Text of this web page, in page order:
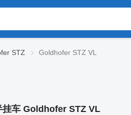
STZ Goldhofer STZ VL
挂车 Goldhofer STZ VL